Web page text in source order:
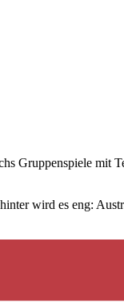
Gruppenspiele mit
wird es eng: